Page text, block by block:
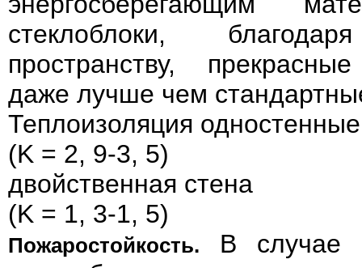
стеклоблоки,
пространству,
даже лучше чем
Теплоизоляция одностенные
(K = 2, 9-3, 5)
двойственная стена
(K = 1, 3-1, 5)
Пожаростойкость.
В случае